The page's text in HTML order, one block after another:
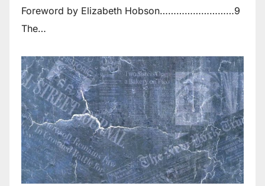
Foreword by Elizabeth Hobson………………………9
The…